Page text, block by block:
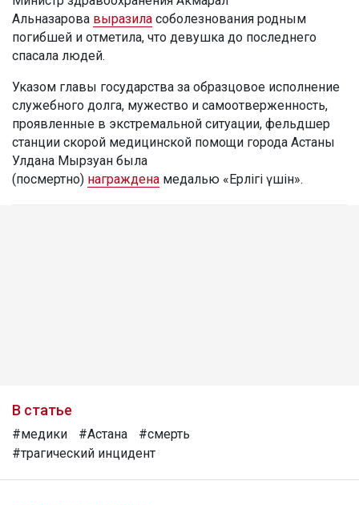
Альназарова выразила соболезнования родным
погибшей и отметила, что девушка до последнего
спасала людей.
Указом главы государства за образцовое исполнение
служебного долга, мужество и самоотверженность,
проявленные в экстремальной ситуации, фельдшер
станции скорой медицинской помощи города Астаны
Улдана Мырзуан была
(посмертно) награждена медалью «Ерлігі үшін».
В статье
#медики #Астана
#смерть
#трагический инцидент